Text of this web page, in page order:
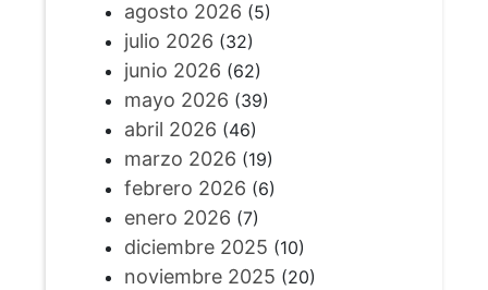
agosto 2026 (5)
julio 2026 (32)
junio 2026 (62)
mayo 2026 (39)
abril 2026 (46)
marzo 2026 (19)
febrero 2026 (6)
enero 2026 (7)
diciembre 2025 (10)
noviembre 2025 (20)